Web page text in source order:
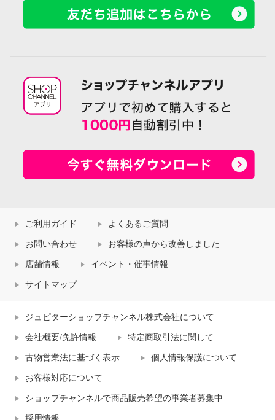
ご利用ガイド よくあるご質問
お問い合わせ お客様の声から改善しました
店舗情報 イベント・催事情報
サイトマップ
ジュピターショップチャンネル株式会社について
会社概要/免許情報 特定商取引法に関して
古物営業法に基づく表示 個人情報保護について
お客様対応について
ショップチャンネルで商品販売希望の事業者募集中